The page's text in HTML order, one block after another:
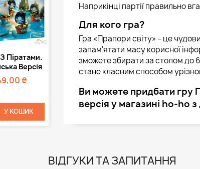
Піратами.
Версія
₴
У КОШИК
Наприкінці партії правильно
Для кого гра?
Гра «Прапори світу» – це
запам'ятати масу корисної
зможете збирати за столом до
стане класним способом
Ви можете придбати гру
версія у магазині ho-ho
ВІДГУКИ ТА ЗАПИТАННЯ